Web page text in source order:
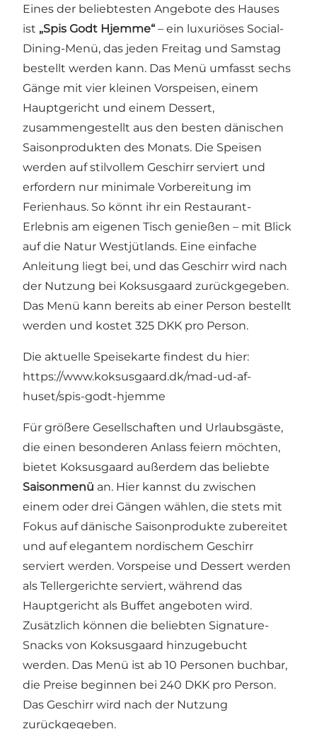
Eines der beliebtesten Angebote des Hauses
ist „Spis Godt Hjemme“ – ein luxuriöses Social-
Dining-Menü, das jeden Freitag und Samstag
bestellt werden kann. Das Menü umfasst sechs
Gänge mit vier kleinen Vorspeisen, einem
Hauptgericht und einem Dessert,
zusammengestellt aus den besten dänischen
Saisonprodukten des Monats. Die Speisen
werden auf stilvollem Geschirr serviert und
erfordern nur minimale Vorbereitung im
Ferienhaus. So könnt ihr ein Restaurant-
Erlebnis am eigenen Tisch genießen – mit Blick
auf die Natur Westjütlands. Eine einfache
Anleitung liegt bei, und das Geschirr wird nach
der Nutzung bei Koksusgaard zurückgegeben.
Das Menü kann bereits ab einer Person bestellt
werden und kostet 325 DKK pro Person.
Die aktuelle Speisekarte findest du hier:
https://www.koksusgaard.dk/mad-ud-af-
huset/spis-godt-hjemme
Für größere Gesellschaften und Urlaubsgäste,
die einen besonderen Anlass feiern möchten,
bietet Koksusgaard außerdem das beliebte
Saisonmenü an. Hier kannst du zwischen
einem oder drei Gängen wählen, die stets mit
Fokus auf dänische Saisonprodukte zubereitet
und auf elegantem nordischem Geschirr
serviert werden. Vorspeise und Dessert werden
als Tellergerichte serviert, während das
Hauptgericht als Buffet angeboten wird.
Zusätzlich können die beliebten Signature-
Snacks von Koksusgaard hinzugebucht
werden. Das Menü ist ab 10 Personen buchbar,
die Preise beginnen bei 240 DKK pro Person.
Das Geschirr wird nach der Nutzung
zurückgegeben.